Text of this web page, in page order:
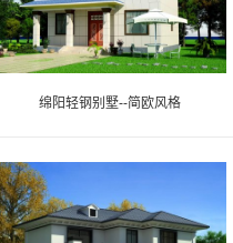
绵阳轻钢别墅--简欧风格